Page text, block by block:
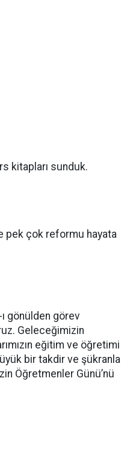
kitapları sunduk.
pek çok reformu hayata
gönülden görev
Geleceğimizin
eğitim ve öğretimi
bir takdir ve şükranla
Öğretmenler Günü’nü